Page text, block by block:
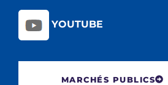
YOUTUBE
MARCHÉS PUBLICS